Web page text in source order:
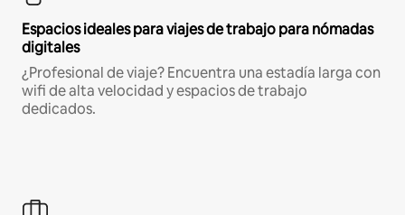
Espacios ideales para viajes de trabajo para nómadas
digitales
¿Profesional de viaje? Encuentra una estadía larga con
wifi de alta velocidad y espacios de trabajo
dedicados.